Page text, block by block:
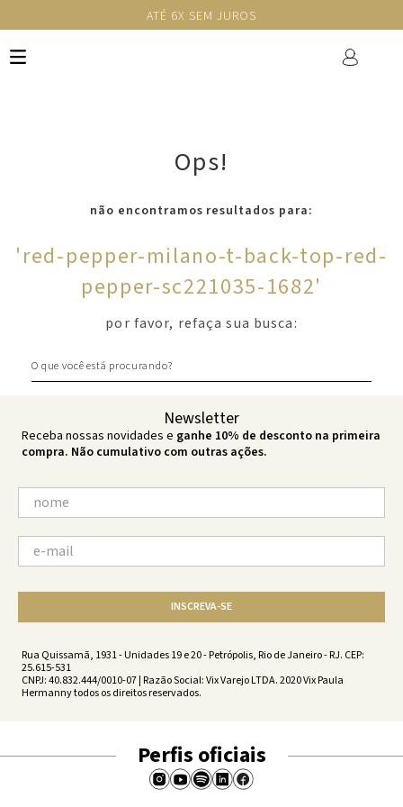
ATÉ 6X SEM JUROS
Ops!
não encontramos resultados para:
'red-pepper-milano-t-back-top-red-
pepper-sc221035-1682'
por favor, refaça sua busca:
Newsletter
Receba nossas novidades e ganhe 10% de desconto na primeira
compra. Não cumulativo com outras ações.
INSCREVA-SE
Rua Quissamã, 1931 - Unidades 19 e 20 - Petrópolis, Rio de Janeiro - RJ. CEP:
25.615-531
CNPJ: 40.832.444/0010-07 | Razão Social: Vix Varejo LTDA. 2020 Vix Paula
Hermanny todos os direitos reservados.
Perfis oficiais